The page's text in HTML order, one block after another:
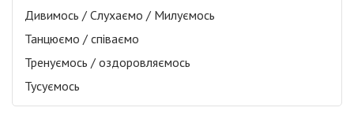
Дивимось / Слухаємо / Милуємось
Танцюємо / співаємо
Тренуємось / оздоровляємось
Тусуємось